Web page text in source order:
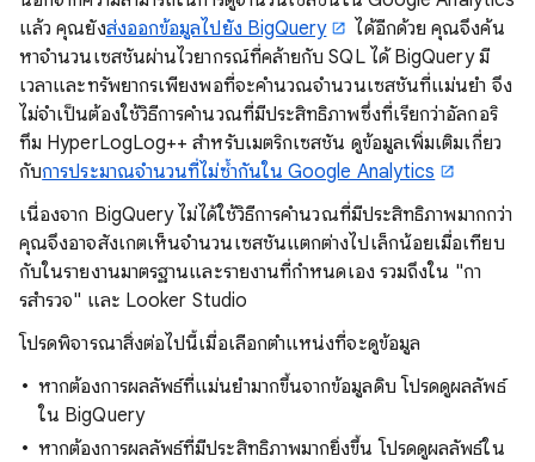
แล้ว คุณยังส่งออกข้อมูลไปยัง BigQuery
ได้อีกด้วย คุณจึงค้น
หาจํานวนเซสชันผ่านไวยากรณ์ที่คล้ายกับ SQL ได้ BigQuery มี
เวลาและทรัพยากรเพียงพอที่จะคํานวณจํานวนเซสชันที่แม่นยํา จึง
ไม่จำเป็นต้องใช้วิธีการคํานวณที่มีประสิทธิภาพซึ่งที่เรียกว่าอัลกอริ
ทึม HyperLogLog++ สำหรับเมตริกเซสชัน ดูข้อมูลเพิ่มเติมเกี่ยว
กับการประมาณจํานวนที่ไม่ซ้ำกันใน Google Analytics
เนื่องจาก BigQuery ไม่ได้ใช้วิธีการคํานวณที่มีประสิทธิภาพมากกว่า
คุณจึงอาจสังเกตเห็นจำนวนเซสชันแตกต่างไปเล็กน้อยเมื่อเทียบ
กับในรายงานมาตรฐานและรายงานที่กําหนดเอง รวมถึงใน "กา
รสํารวจ" และ Looker Studio
โปรดพิจารณาสิ่งต่อไปนี้เมื่อเลือกตําแหน่งที่จะดูข้อมูล
หากต้องการผลลัพธ์ที่แม่นยํามากขึ้นจากข้อมูลดิบ โปรดดูผลลัพธ์
ใน BigQuery
หากต้องการผลลัพธ์ที่มีประสิทธิภาพมากยิ่งขึ้น โปรดดูผลลัพธ์ใน